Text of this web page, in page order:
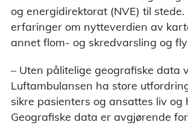
og energidirektorat (NVE) til
erfaringer om nytteverdien av
annet flom- og skredvarsling og
– Uten pålitelige geografiske data
Luftambulansen ha store
sikre pasienters og ansattes liv og
Geografiske data er avgjørende